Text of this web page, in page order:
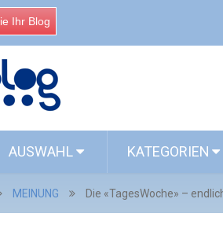
Ihr Blog
AUSWAHL KATEGORIEN
MEINUNG Die «TagesWoche» –